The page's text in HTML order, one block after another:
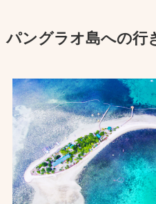
パングラオ島への行